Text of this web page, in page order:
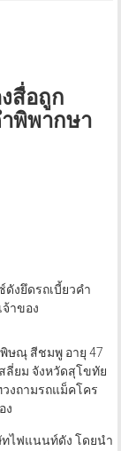
สื่อถูก
พิพากษา
งยึดรถเบี้ยวคำ
าของ
ษณุ สีชมพู อายุ 47
ลี่ยม จังหวัดสุโขทัย
งถามรถแม็คโคร
ง
ไฟแนนท์ดัง โดยนำ